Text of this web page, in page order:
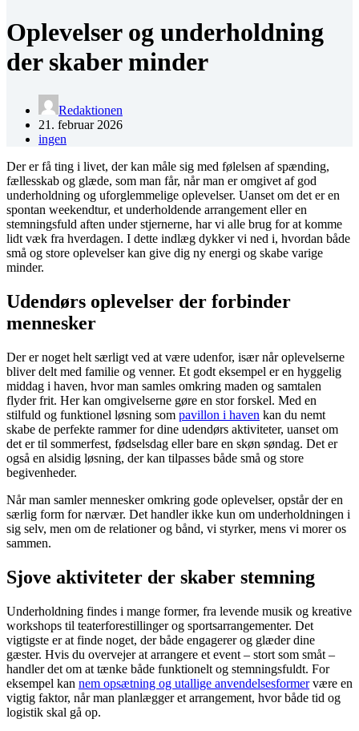
Oplevelser og underholdning
der skaber minder
Redaktionen
21. februar 2026
ingen
Der er få ting i livet, der kan måle sig med følelsen af spænding,
fællesskab og glæde, som man får, når man er omgivet af god
underholdning og uforglemmelige oplevelser. Uanset om det er en
spontan weekendtur, et underholdende arrangement eller en
stemningsfuld aften under stjernerne, har vi alle brug for at komme
lidt væk fra hverdagen. I dette indlæg dykker vi ned i, hvordan både
små og store oplevelser kan give dig ny energi og skabe varige
minder.
Udendørs oplevelser der forbinder
mennesker
Der er noget helt særligt ved at være udenfor, især når oplevelserne
bliver delt med familie og venner. Et godt eksempel er en hyggelig
middag i haven, hvor man samles omkring maden og samtalen
flyder frit. Her kan omgivelserne gøre en stor forskel. Med en
stilfuld og funktionel løsning som pavillon i haven kan du nemt
skabe de perfekte rammer for dine udendørs aktiviteter, uanset om
det er til sommerfest, fødselsdag eller bare en skøn søndag. Det er
også en alsidig løsning, der kan tilpasses både små og store
begivenheder.
Når man samler mennesker omkring gode oplevelser, opstår der en
særlig form for nærvær. Det handler ikke kun om underholdningen i
sig selv, men om de relationer og bånd, vi styrker, mens vi morer os
sammen.
Sjove aktiviteter der skaber stemning
Underholdning findes i mange former, fra levende musik og kreative
workshops til teaterforestillinger og sportsarrangementer. Det
vigtigste er at finde noget, der både engagerer og glæder dine
gæster. Hvis du overvejer at arrangere et event – stort som småt –
handler det om at tænke både funktionelt og stemningsfuldt. For
eksempel kan nem opsætning og utallige anvendelsesformervære en
vigtig faktor, når man planlægger et arrangement, hvor både tid og
logistik skal gå op.